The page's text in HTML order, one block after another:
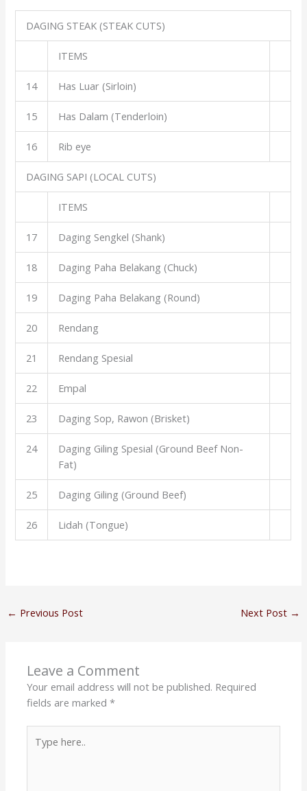
DAGING STEAK (STEAK CUTS)
ITEMS
14 Has Luar (Sirloin)
15 Has Dalam (Tenderloin)
16 Rib eye
DAGING SAPI (LOCAL CUTS)
ITEMS
17 Daging Sengkel (Shank)
18 Daging Paha Belakang (Chuck)
19 Daging Paha Belakang (Round)
20 Rendang
21 Rendang Spesial
22 Empal
23 Daging Sop, Rawon (Brisket)
24
Daging Giling Spesial (Ground Beef Non-
Fat)
25 Daging Giling (Ground Beef)
26 Lidah (Tongue)
← Previous Post Next Post →
Leave a Comment
Your email address will not be published. Required
fields are marked*
here..